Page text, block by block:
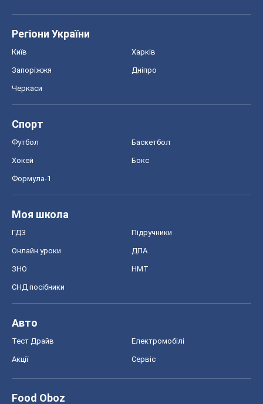
Регіони України
Київ Харків
Запоріжжя Дніпро
Черкаси
Спорт
Футбол Баскетбол
Хокей Бокс
Формула-1
Моя школа
ГДЗ Підручники
Онлайн уроки ДПА
ЗНО НМТ
СНД посібники
Авто
Тест Драйв Електромобілі
Акції Сервіс
Food Oboz